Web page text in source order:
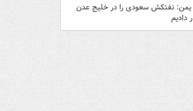
نفتکش سعودی را در خلیج عدن
دادیم